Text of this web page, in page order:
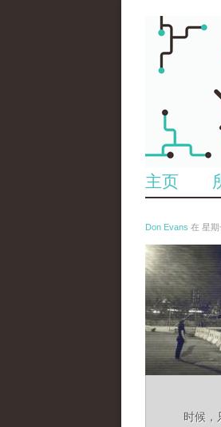
主页
Don Evans 在 星期
tu_tou_.jpg
时候，